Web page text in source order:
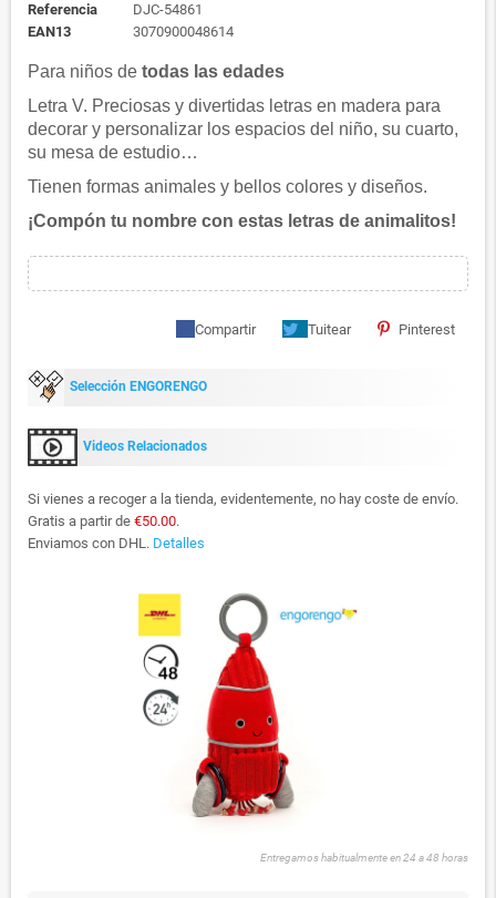
Referencia
DJC-54861
EAN13
3070900048614
Para niños de todas las edades
Letra V. Preciosas y divertidas letras en madera para
decorar y personalizar los espacios del niño, su cuarto,
su mesa de estudio…
Tienen formas animales y bellos colores y diseños.
¡Compón tu nombre con estas letras de animalitos!
Compartir Tuitear Pinterest
Selección ENGORENGO
Videos Relacionados
Si vienes a recoger a la tienda, evidentemente, no hay coste de envío.
Gratis a partir de €50.00.
Enviamos con DHL. Detalles
Entregamos habitualmente en 24 a 48 horas